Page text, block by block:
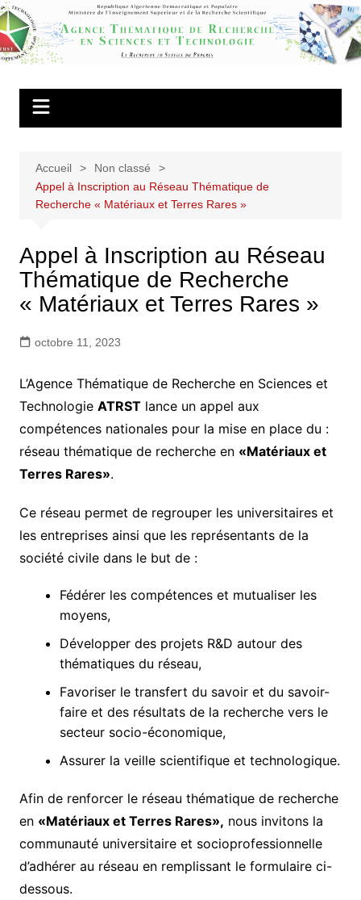
Aller
au
contenu
Agence
Thématique de
Recherche en
Accueil
Non classé
Appel à Inscription au Réseau Thématique de
Recherche « Matériaux et Terres Rares »
Appel à Inscription au Réseau
Thématique de Recherche
« Matériaux et Terres Rares »
octobre 11, 2023
L’Agence Thématique de Recherche en Sciences et
Technologie ATRSTlance un appel aux
compétences nationales pour la mise en place du :
réseau thématique de recherche en «Matériaux et
Terres Rares».
Ce réseau permet de regrouper les universitaires et
les entreprises ainsi que les représentants de la
société civile dans le but de :
Fédérer les compétences et mutualiser les
moyens,
Développer des projets R&D autour des
thématiques du réseau,
Favoriser le transfert du savoir et du savoir-
faire et des résultats de la recherche vers le
secteur socio-économique,
Assurer la veille scientifique et technologique.
Afin de renforcer le réseau thématique de recherche
en «Matériaux et Terres Rares», nous invitons la
communauté universitaire et socioprofessionnelle
d’adhérer au réseau en remplissant le formulaire ci-
dessous.